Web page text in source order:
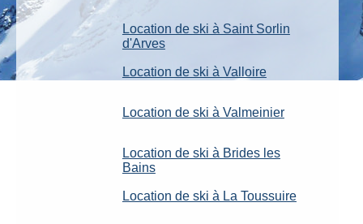
Location de ski à Saint Sorlin
d'Arves
Location de ski à Valloire
Location de ski à Valmeinier
Location de ski à Brides les
Bains
Location de ski à La Toussuire